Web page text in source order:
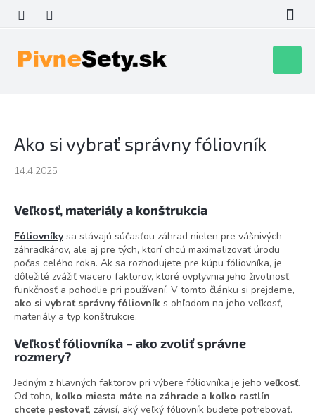
obsah
košík
Ako si vybrať správny fóliovník
14.4.2025
Veľkosť, materiály a konštrukcia
Fóliovníky sa stávajú súčasťou záhrad nielen pre vášnivých
záhradkárov, ale aj pre tých, ktorí chcú maximalizovať úrodu
počas celého roka. Ak sa rozhodujete pre kúpu fóliovníka, je
dôležité zvážiť viacero faktorov, ktoré ovplyvnia jeho životnosť,
funkčnosť a pohodlie pri používaní. V tomto článku si prejdeme,
ako si vybrať správny fóliovník s ohľadom na jeho veľkosť,
materiály a typ konštrukcie.
Veľkosť fóliovníka – ako zvoliť správne
rozmery?
Jedným z hlavných faktorov pri výbere fóliovníka je jeho veľkosť.
Od toho, koľko miesta máte na záhrade a koľko rastlín
chcete pestovať, závisí, aký veľký fóliovník budete potrebovať.